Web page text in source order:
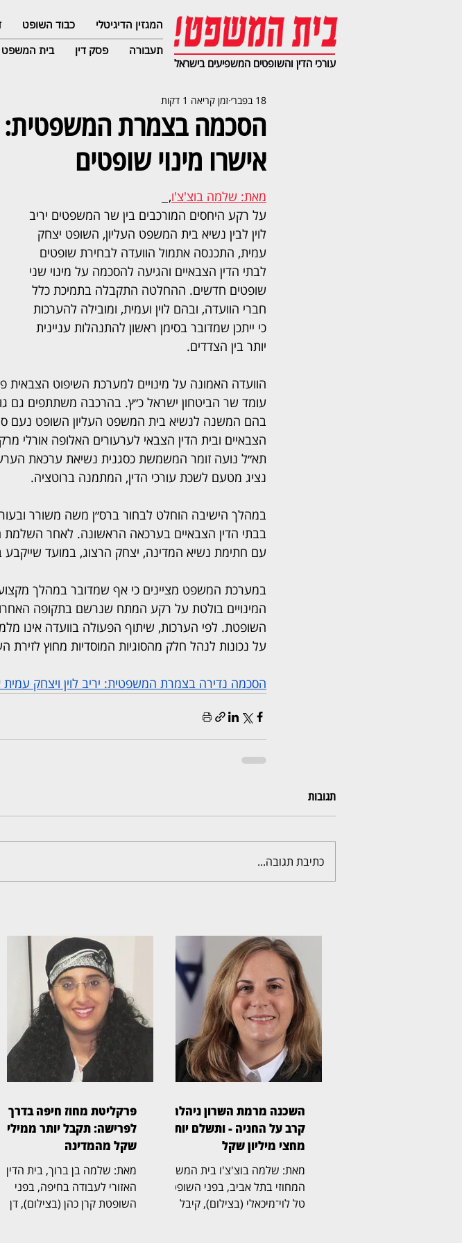
המגזין הדיגיטלי כבוד השופט
תעבורה
פסק דין בית המשפט
עורכי הדין והשופטים המשפיעים בישראל
הסכמה בצמרת המשפטית:
אישרו מינוי שופטים
18 בפבר׳ זמן קריאה 1 דקות
מאת: שלמה בוצ'צ'ו,
על רקע היחסים המורכבים בין שר המשפטים יריב
לוין לבין נשיא בית המשפט העליון, השופט יצחק
עמית, התכנסה אתמול הוועדה לבחירת שופטים
לבתי הדין הצבאיים והגיעה להסכמה על מינוי שני
שופטים חדשים. ההחלטה התקבלה בתמיכת כלל
חברי הוועדה, ובהם לוין ועמית, ומובילה להערכות
כי ייתכן שמדובר בסימן ראשון להתנהלות עניינית
יותר בין הצדדים.
הוועדה האמונה על מינויים למערכת השיפוט
עומד שר הביטחון ישראל כ״ץ. בהרכבה משתתפים גם
בהם המשנה לנשיא בית המשפט העליון השופט נעם
הצבאיים ובית הדין הצבאי לערעורים האלופה אורלי
תא״ל נועה זומר המשמשת כסגנית נשיאת ערכאת
נציג מטעם לשכת עורכי הדין, המתמנה ברוטציה.
במהלך הישיבה הוחלט לבחור ברס״ן משה משורר
בבתי הדין הצבאיים בערכאה הראשונה. לאחר השלמת
עם חתימת נשיא המדינה, יצחק הרצוג, במועד
במערכת המשפט מציינים כי אף שמדובר במהלך
המינויים בולטת על רקע המתח שנרשם בתקופה
השופטת. לפי הערכות, שיתוף הפעולה בוועדה אינו
על נכונות לנהל חלק מהסוגיות המוסדיות מחוץ לזירת
הסכמה נדירה בצמרת המשפטית: יריב לוין ויצחק עמית
תגובות
כתיבת תגובה...
השכנה מרמת השרון ניהלה
קרב על החניה - ותשלם יותר
מחצי מיליון שקל
מאת: שלמה בוצ'צ'ו בית המשפט
המחוזי בתל אביב, בפני השופטת
טל לוי־מיכאלי (בצילום), קיבל
פרקליטת מחוז חיפה בדרך
לפרישה: תקבל יותר ממיליון
שקל מהמדינה
מאת: שלמה בן ברוך, בית הדין
האזורי לעבודה בחיפה, בפני
השופטת קרן כהן (בצילום), דן